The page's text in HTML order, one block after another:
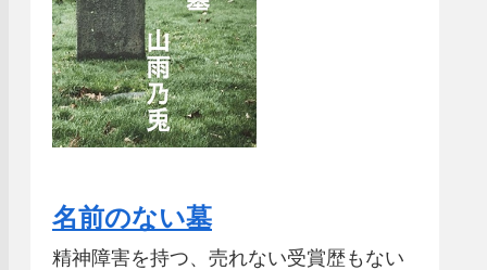
名前のない墓
精神障害を持つ、売れない受賞歴もない